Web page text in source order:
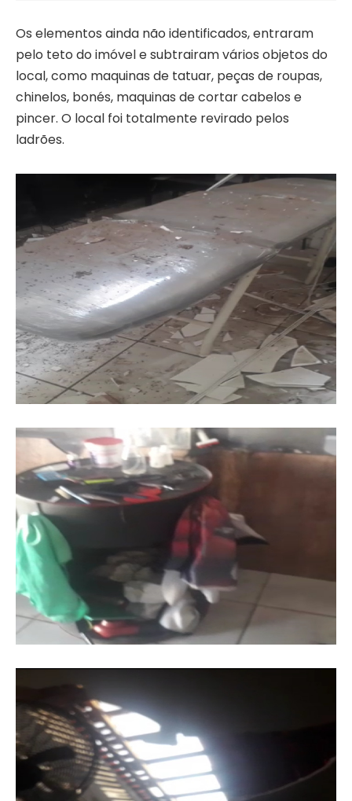
Os elementos ainda não identificados, entraram
pelo teto do imóvel e subtrairam vários objetos do
local, como maquinas de tatuar, peças de roupas,
chinelos, bonés, maquinas de cortar cabelos e
pincer. O local foi totalmente revirado pelos
ladrões.